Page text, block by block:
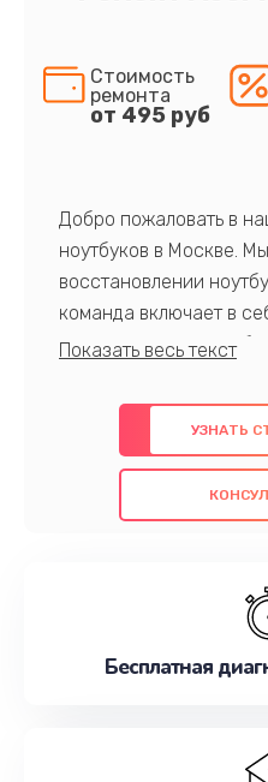
Стоимость
ремонта
от 495 руб
Добро пожаловать в
ноутбуков в Москве.
восстановлении
команда включает в
профессионалов с
предлагаем быстрый и
использованием
также гарантируем
проведенных работ.
наилучшим образом.
УЗНАТЬ
Бесплатная